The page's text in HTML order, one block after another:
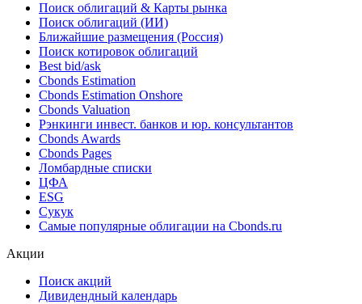
Поиск облигаций & Карты рынка
Поиск облигаций (ИИ)
Ближайшие размещения (Россия)
Поиск котировок облигаций
Best bid/ask
Cbonds Estimation
Cbonds Estimation Onshore
Cbonds Valuation
Рэнкинги инвест. банков и юр. консультантов
Cbonds Awards
Cbonds Pages
Ломбардные списки
ЦФА
ESG
Сукук
Самые популярные облигации на Cbonds.ru
Акции
Поиск акций
Дивидендный календарь